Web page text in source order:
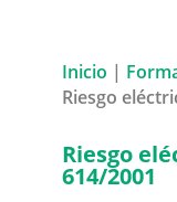
Inicio |
Riesgo
Riesgo
614/2001